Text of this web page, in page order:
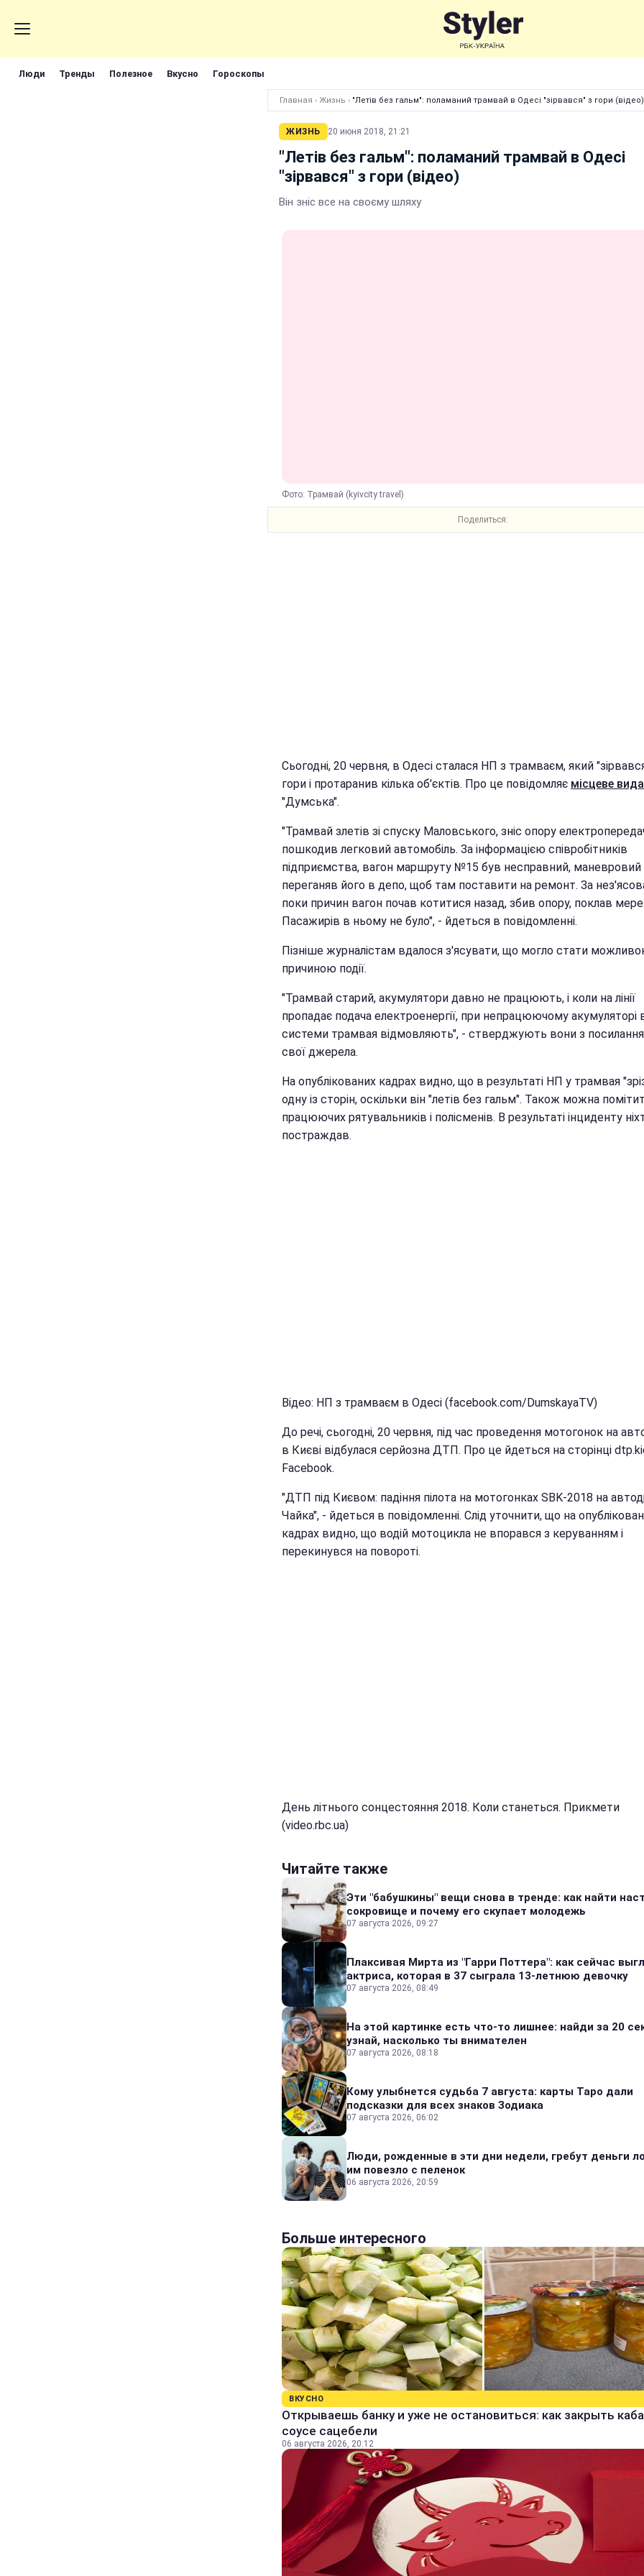
Люди Тренды Полезное Вкусно Гороскопы
Главная › Жизнь › "Летів без гальм": поламаний трамвай в Одесі "зірвався" з гори (відео)
ЖИЗНЬ 20 июня 2018, 21:21
"Летів без гальм": поламаний трамвай в Одесі
"зірвався" з гори (відео)
Він зніс все на своєму шляху
Фото: Трамвай (kyivcity travel)
Поделиться:
Сьогодні, 20 червня, в Одесі сталася НП з трамваєм, який
гори і протаранив кілька об'єктів. Про це повідомляє місцеве
"Думська".
"Трамвай злетів зі спуску Маловського, зніс опору
пошкодив легковий автомобіль. За інформацією співробітників
підприємства, вагон маршруту №15 був несправний, маневровий
переганяв його в депо, щоб там поставити на ремонт. За
поки причин вагон почав котитися назад, збив опору, поклав
Пасажирів в ньому не було", - йдеться в повідомленні.
Пізніше журналістам вдалося з'ясувати, що могло стати
причиною події.
"Трамвай старий, акумулятори давно не працюють, і коли на лінії
пропадає подача електроенергії, при непрацюючому акумуляторі
системи трамвая відмовляють", - стверджують вони з
свої джерела.
На опублікованих кадрах видно, що в результаті НП у трамвая
одну із сторін, оскільки він "летів без гальм". Також можна
працюючих рятувальників і полісменів. В результаті інциденту
постраждав.
Відео: НП з трамваєм в Одесі (facebook.com/DumskayaTV)
До речі, сьогодні, 20 червня, під час проведення мотогонок на
в Києві відбулася серйозна ДТП. Про це йдеться на сторінці
Facebook.
"ДТП під Києвом: падіння пілота на мотогонках SBK-2018 на
Чайка", - йдеться в повідомленні. Слід уточнити, що на
кадрах видно, що водій мотоцикла не впорався з керуванням і
перекинувся на повороті.
День літнього сонцестояння 2018. Коли станеться. Прикмети
(video.rbc.ua)
Читайте также
Эти "бабушкины" вещи снова в тренде: как найти
сокровище и почему его скупает молодежь
07 августа 2026, 09:27
Плаксивая Мирта из "Гарри Поттера": как сейчас
актриса, которая в 37 сыграла 13-летнюю девочку
07 августа 2026, 08:49
На этой картинке есть что-то лишнее: найди за 20
узнай, насколько ты внимателен
07 августа 2026, 08:18
Кому улыбнется судьба 7 августа: карты Таро дали
подсказки для всех знаков Зодиака
07 августа 2026, 06:02
Люди, рожденные в эти дни недели, гребут деньги
им повезло с пеленок
06 августа 2026, 20:59
Больше интересного
ВКУСНО
Открываешь банку и уже не остановиться: как закрыть
соусе сацебели
06 августа 2026, 20:12